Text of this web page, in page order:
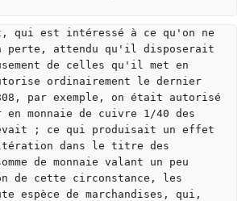
qui est intéressé à ce qu'on ne
perte, attendu qu'il disposerait
de celles qu'il met en
ordinairement le dernier
par exemple, on était autorisé
monnaie de cuivre 1/40 des
devait ; ce qui produisait un effet
dans le titre des
de monnaie valant un peu
de cette circonstance, les
espèce de marchandises, qui,